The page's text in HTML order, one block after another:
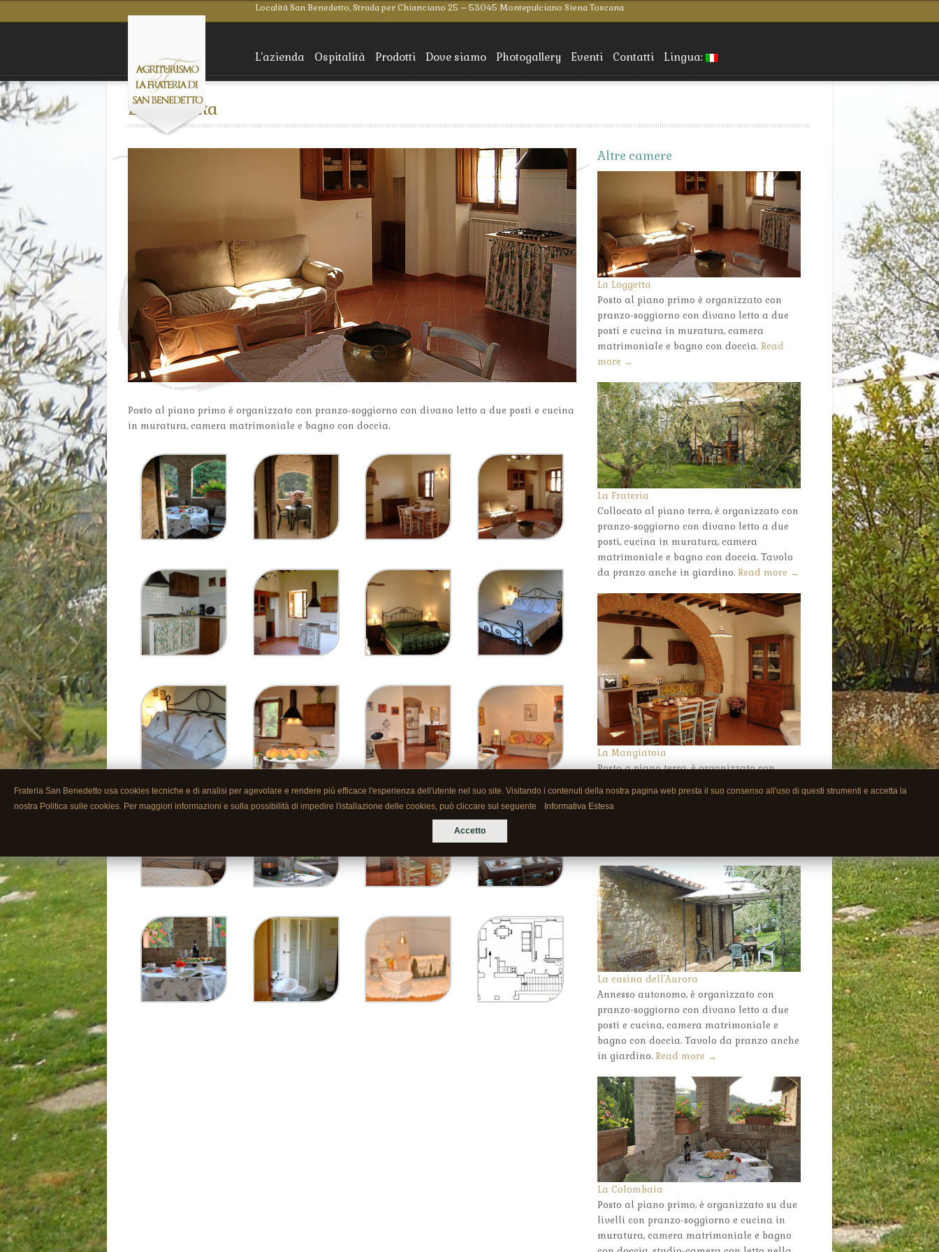
Località San Benedetto, Strada per Chianciano 25 – 53045 Montepulciano Siena Toscana
L’azienda Ospitalità Prodotti Dove siamo Photogallery Eventi Contatti Lingua:
La Loggetta
Posto al piano primo è organizzato con pranzo-soggiorno con divano letto a due posti e cucina
in muratura, camera matrimoniale e bagno con doccia.
Altre camere
La Loggetta
Posto al piano primo è organizzato con
pranzo-soggiorno con divano letto a due
posti e cucina in muratura, camera
matrimoniale e bagno con doccia. Read
more →
La Frateria
Collocato al piano terra, è organizzato con
pranzo-soggiorno con divano letto a due
posti, cucina in muratura, camera
matrimoniale e bagno con doccia. Tavolo
da pranzo anche in giardino. Read more →
La Mangiatoia
Posto a piano terra, è organizzato con
posti e cucina in muratura, due camere
La casina dell’Aurora
Annesso autonomo, è organizzato con
pranzo-soggiorno con divano letto a due
posti e cucina, camera matrimoniale e
bagno con doccia. Tavolo da pranzo anche
in giardino. Read more →
La Colombaia
Posto al piano primo, è organizzato su due
livelli con pranzo-soggiorno e cucina in
muratura, camera matrimoniale e bagno
Frateria San Benedetto usa cookies tecniche e di analisi per agevolare e rendere più efficace l'esperienza dell'utente nel suo site. Visitando i contenuti della nostra pagina web presta il suo consenso all'uso di questi strumenti e accetta la
nostra Politica sulle cookies. Per maggiori informazioni e sulla possibilità di impedire l'istallazione delle cookies, può cliccare sul seguente
Informativa Estesa
Accetto